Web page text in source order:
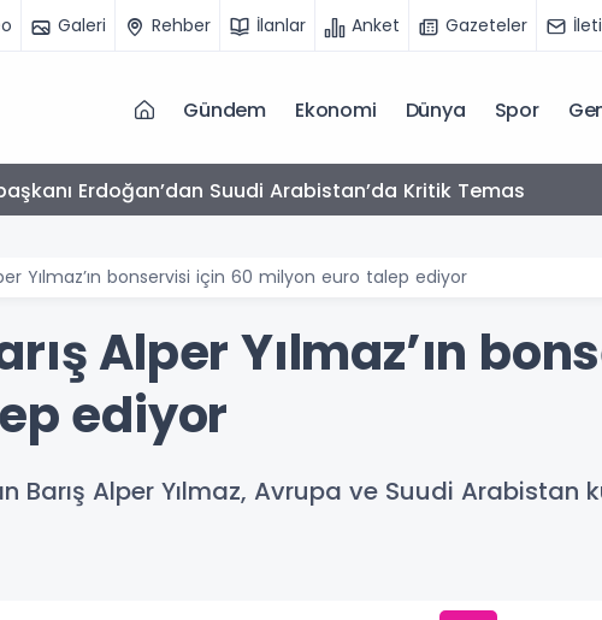
Galeri Rehber İlanlar Anket Gazeteler
Gündem Ekonomi Dünya Spor
Yeni Dönem
Yılmaz’ın bonservisi için 60 milyon euro talep ediyor
Alper Yılmaz’ın
ediyor
Barış Alper Yılmaz, Avrupa ve Suudi Arabistan